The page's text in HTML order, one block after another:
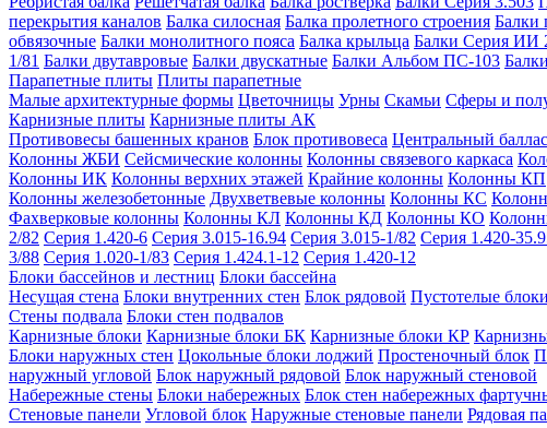
перекрытия каналов Балка силосная Балка пролетного строения Балки
обвязочные Балки монолитного пояса Балка крыльца Балки Серия ИИ
1/81 Балки двутавровые Балки двускатные Балки Альбом ПС-103
Парапетные плиты Плиты парапетные
Малые архитектурные формы Цветочницы Урны Скамьи Сферы и
Карнизные плиты Карнизные плиты АК
Противовесы башенных кранов Блок противовеса Центральный
Колонны ЖБИ Сейсмические колонны Колонны связевого каркаса
Колонны ИК Колонны верхних этажей Крайние колонны Колонны КП
Колонны железобетонные Двухветвевые колонны Колонны КС
Фахверковые колонны Колонны КЛ Колонны КД Колонны КО
2/82 Серия 1.420-6 Серия 3.015-16.94 Серия 3.015-1/82 Серия 1.420-
3/88 Серия 1.020-1/83 Серия 1.424.1-12 Серия 1.420-12
Блоки бассейнов и лестниц Блоки бассейна
Несущая стена Блоки внутренних стен Блок рядовой Пустотелые блоки
Стены подвала Блоки стен подвалов
Карнизные блоки Карнизные блоки БК Карнизные блоки КР
Блоки наружных стен Цокольные блоки лоджий Простеночный блок
наружный угловой Блок наружный рядовой Блок наружный стеновой
Набережные стены Блоки набережных Блок стен набережных
Стеновые панели Угловой блок Наружные стеновые панели Рядовая